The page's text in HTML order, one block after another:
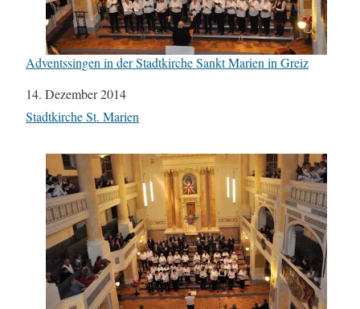
Adventssingen in der Stadtkirche Sankt Marien in Greiz
Datum
14. Dezember 2014
In Bezug auf
Stadtkirche St. Marien